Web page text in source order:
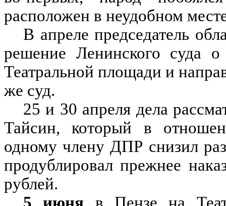
расположен в неудобном
В апреле председатель
решение Ленинского суда
Театральной площади и
же суд.
25 и 30 апреля дела
Тайсин, который в
одному члену ДПР снизил
продублировал прежнее
рублей.